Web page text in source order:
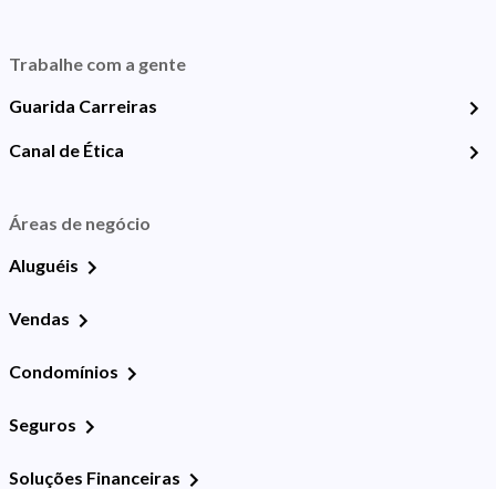
Trabalhe com a gente
Guarida Carreiras
Canal de Ética
Áreas de negócio
Aluguéis
Vendas
Condomínios
Seguros
Soluções Financeiras